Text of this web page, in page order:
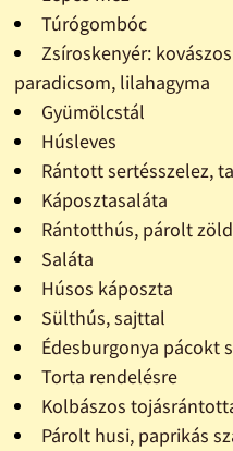
Túrógombóc
Zsíroskenyér:
paradicsom, lilahagyma
Gyümölcstál
Húsleves
Rántott sertésszelez,
Káposztasaláta
Rántotthús, párolt
Saláta
Húsos káposzta
Sülthús, sajttal
Édesburgonya pácokt
Torta rendelésre
Kolbászos
Párolt husi, paprikás